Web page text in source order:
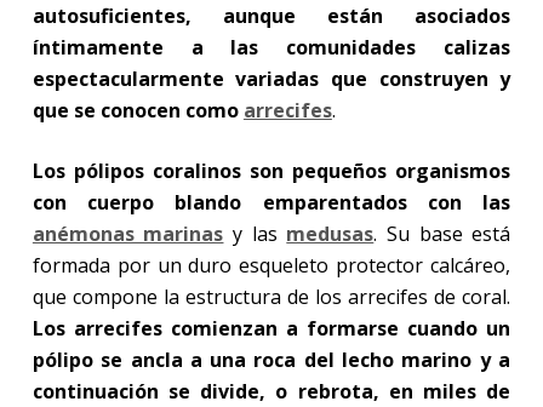
autosuficientes, aunque están asociados
íntimamente a las comunidades calizas
espectacularmente variadas que construyen y
que se conocen como arrecifes.
Los pólipos coralinos son pequeños organismos
con cuerpo blando emparentados con las
anémonas marinas y las medusas. Su base está
formada por un duro esqueleto protector calcáreo,
que compone la estructura de los arrecifes de coral.
Los arrecifes comienzan a formarse cuando un
pólipo se ancla a una roca del lecho marino y a
continuación se divide, o rebrota, en miles de